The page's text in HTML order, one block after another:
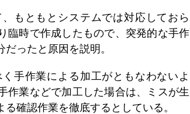
もともとシステムでは対応しておら
臨時で作成したもので、突発的な手作
ったと原因を説明。
手作業による加工がともなわないよ
作業などで加工した場合は、ミスが生
確認作業を徹底するとしている。